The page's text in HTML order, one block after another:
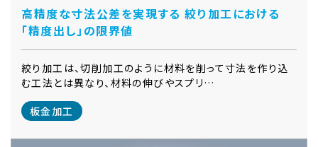
高精度な寸法公差を実現する 絞り加工における
「精度出し」の限界値
絞り加工は、切削加工のように材料を削って寸法を作り込
む工法とは異なり、材料の伸びやスプリ…
板金加工